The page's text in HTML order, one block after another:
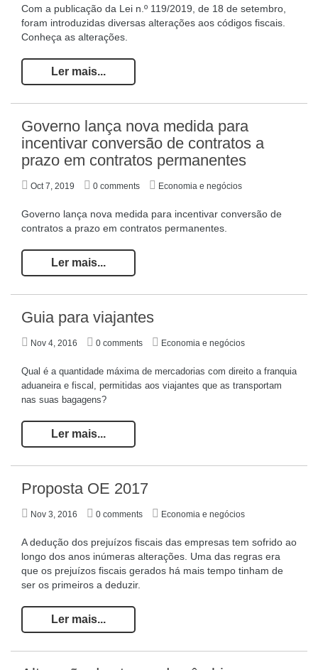
Com a publicação da Lei n.º 119/2019, de 18 de setembro,
foram introduzidas diversas alterações aos códigos fiscais.
Conheça as alterações.
Ler mais...
Governo lança nova medida para
incentivar conversão de contratos a
prazo em contratos permanentes
Oct 7, 2019 0 comments Economia e negócios
Governo lança nova medida para incentivar conversão de
contratos a prazo em contratos permanentes.
Ler mais...
Guia para viajantes
Nov 4, 2016 0 comments Economia e negócios
Qual é a quantidade máxima de mercadorias com direito a franquia
aduaneira e fiscal, permitidas aos viajantes que as transportam
nas suas bagagens?
Ler mais...
Proposta OE 2017
Nov 3, 2016 0 comments Economia e negócios
A dedução dos prejuízos fiscais das empresas tem sofrido ao
longo dos anos inúmeras alterações. Uma das regras era
que os prejuízos fiscais gerados há mais tempo tinham de
ser os primeiros a deduzir.
Ler mais...